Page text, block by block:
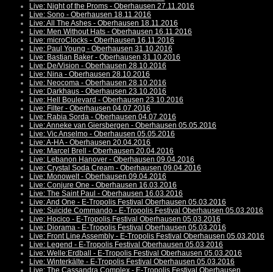
Live: Night of the Proms - Oberhausen 27.11.2016
Live: Sono - Oberhausen 18.11.2016
Live: All The Ashes - Oberhausen 18.11.2016
Live: Men Without Hats - Oberhausen 16.11.2016
Live: microClocks - Oberhausen 16.11.2016
Live: Paul Young - Oberhausen 31.10.2016
Live: Bastian Baker - Oberhausen 31.10.2016
Live: De/Vision - Oberhausen 28.10.2016
Live: Nina - Oberhausen 28.10.2016
Live: Neocoma - Oberhausen 28.10.2016
Live: Darkhaus - Oberhausen 23.10.2016
Live: Hell Boulevard - Oberhausen 23.10.2016
Live: Filter - Oberhausen 04.07.2016
Live: Rabia Sorda - Oberhausen 04.07.2016
Live: Anneke van Giersbergen - Oberhausen 05.05.2016
Live: Vic Anselmo - Oberhausen 05.05.2016
Live: A-HA - Oberhausen 20.04.2016
Live: Marcel Brell - Oberhausen 20.04.2016
Live: Lebanon Hanover - Oberhausen 09.04.2016
Live: Crystal Soda Cream - Oberhausen 09.04.2016
Live: Monowelt - Oberhausen 09.04.2016
Live: Conjure One - Oberhausen 16.03.2016
Live: The Saint Paul - Oberhausen 16.03.2016
Live: And One - E-Tropolis Festival Oberhausen 05.03.2016
Live: Suicide Commando - E-Tropolis Festival Oberhausen 05.03.2016
Live: Hocico - E-Tropolis Festival Oberhausen 05.03.2016
Live: Diorama - E-Tropolis Festival Oberhausen 05.03.2016
Live: Front Line Assembly - E-Tropolis Festival Oberhausen 05.03.2016
Live: Legend - E-Tropolis Festival Oberhausen 05.03.2016
Live: Welle:Erdball - E-Tropolis Festival Oberhausen 05.03.2016
Live: Winterkälte - E-Tropolis Festival Oberhausen 05.03.2016